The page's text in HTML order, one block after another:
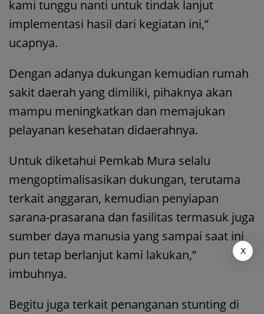
kami tunggu nanti untuk tindak lanjut
implementasi hasil dari kegiatan ini,”
ucapnya.
Dengan adanya dukungan kemudian rumah
sakit daerah yang dimiliki, pihaknya akan
mampu meningkatkan dan memajukan
pelayanan kesehatan didaerahnya.
Untuk diketahui Pemkab Mura selalu
mengoptimalisasikan dukungan, terutama
terkait anggaran, kemudian penyiapan
sarana-prasarana dan fasilitas termasuk juga
sumber daya manusia yang sampai saat ini
pun tetap berlanjut kami lakukan,”
imbuhnya.
Begitu juga terkait penanganan stunting di
X